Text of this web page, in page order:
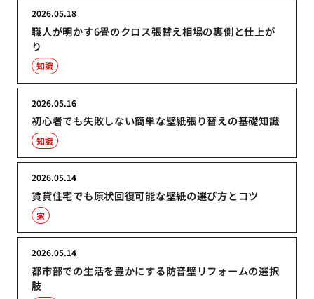
職人が明かす6畳のクロス張替え相場の裏側と仕上が
り
2026.05.18
知識
初心者でも失敗しない簡単な壁紙張り替えの基礎知識
2026.05.16
知識
賃貸住宅でも原状回復可能な壁紙の選び方とコツ
2026.05.14
家
都市部での生活を豊かにする防音壁リフォームの選択
肢
2026.05.14